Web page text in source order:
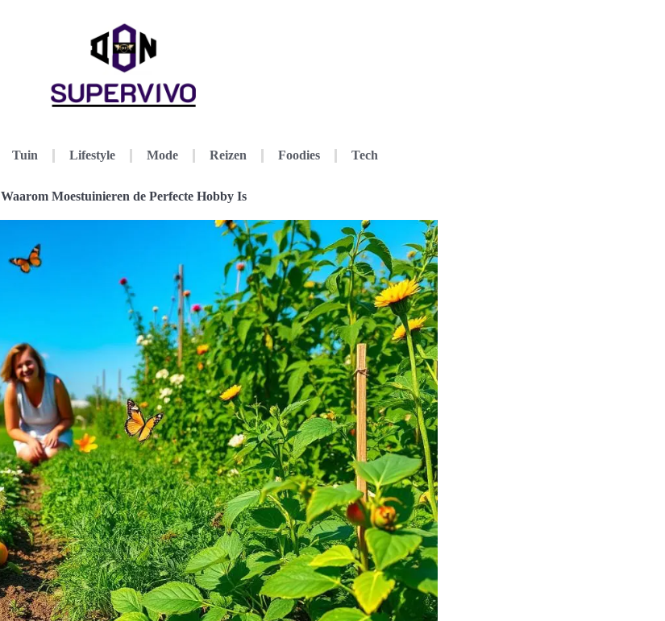
Tuin Lifestyle Mode Reizen Foodies Tech
Waarom Moestuinieren de Perfecte Hobby Is